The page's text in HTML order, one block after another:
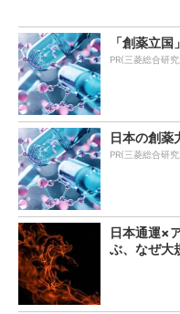
「創薬立
PR(三菱総合研
日本の創薬
PR(三菱総合研
日本通運×
ぶ、なぜ大